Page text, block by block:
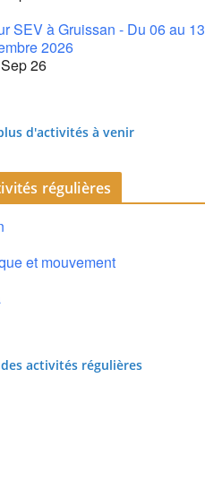
SEV à Gruissan - Du 06 au 13
2026
26
d'activités à venir
régulières
et mouvement
activités régulières